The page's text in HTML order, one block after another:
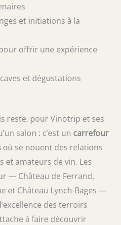
et initiations à la
offrir une expérience
et dégustations
reste, pour Vinotrip et ses
salon : c’est un carrefour
où se nouent des relations
et amateurs de vin. Les
— Château de Ferrand,
et Château Lynch-Bages —
des terroirs
à faire découvrir